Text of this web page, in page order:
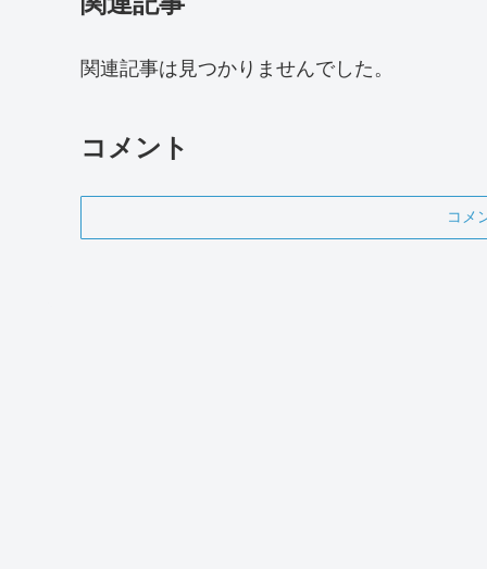
関連記事は見つかりませんでした。
コメント
コメ